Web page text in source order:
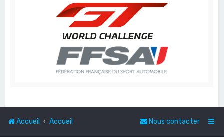
Accueil Accueil Nous contacter